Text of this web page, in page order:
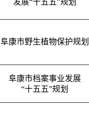
阜康市野生植物保护规划
阜康市档案事业发展
“十五五”规划